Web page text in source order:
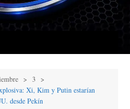
3
Xi, Kim y Putin estarían
desde Pekín